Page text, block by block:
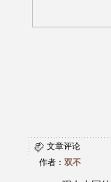
文章评论
作者： 双不